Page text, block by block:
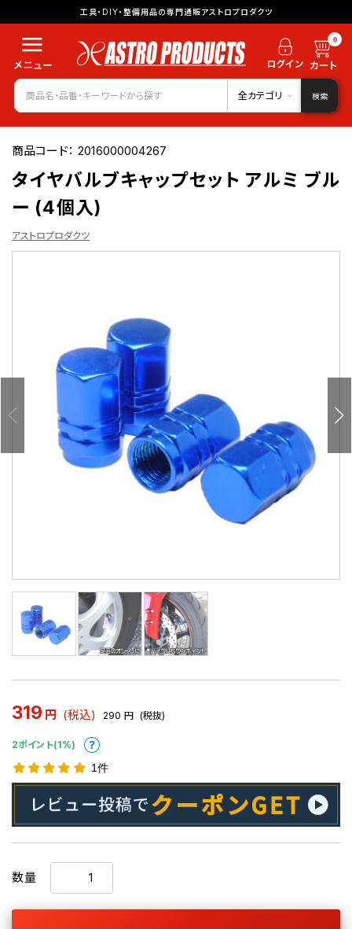
工具・DIY・整備用品の専門通販アストロプロダクツ
0
全カテゴリ 検索
商品コード：2016000004267
タイヤバルブキャップセット アルミ ブル
ー (4個入)
アストロプロダクツ
319 円 (税込) 290 円 (税抜)
2ポイント(1%)
1件
数量